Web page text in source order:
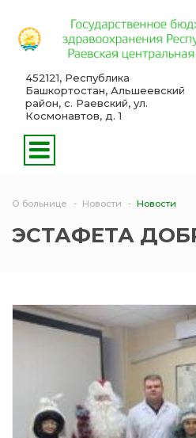
452121, Республика
Башкортостан, Альшеевский
район, с. Раевский, ул.
Космонавтов, д. 1
О больнице Новости Новости
ЭСТАФЕТА